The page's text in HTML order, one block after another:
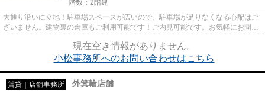
階数：2階建
大通り沿いに立地！駐車場スペースが広いので、駐車場が足りなくなる心配はご
ざいません。建物裏の倉庫もご利用可能です！ご内見可能です。お気軽にお問い
現在空き情報がありません。
小松事務所へのお問い合わせはこちら
賃貸｜店舗事務所 外箕輪店舗